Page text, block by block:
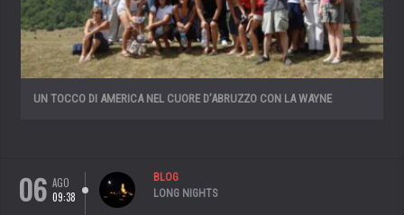
UN TOCCO DI AMERICA NEL CUORE D’ABRUZZO CON LA WAYNE
06 AGO
09:38
BLOG
LONG NIGHTS